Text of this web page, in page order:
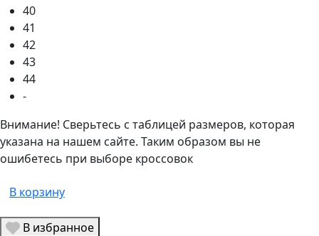
40
41
42
43
44
-
Внимание! Сверьтесь с таблицей размеров, которая
указана на нашем сайте. Таким образом вы не
ошибетесь при выборе кроссовок
В корзину
В избранное